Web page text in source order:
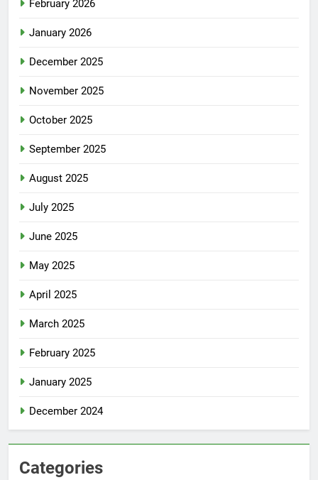
February 2026
January 2026
December 2025
November 2025
October 2025
September 2025
August 2025
July 2025
June 2025
May 2025
April 2025
March 2025
February 2025
January 2025
December 2024
Categories